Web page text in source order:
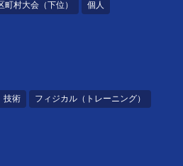
町村大会（下位） 個人
技術 フィジカル（トレーニング）